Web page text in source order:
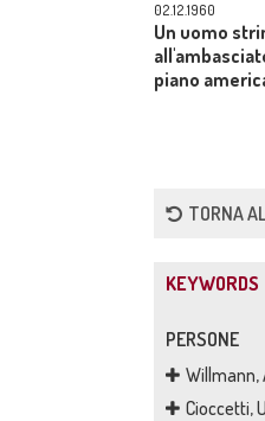
02.12.1960
Un uomo
piano
TORNA
KEYWORDS
PERSONE
Willmann,
Cioccetti,